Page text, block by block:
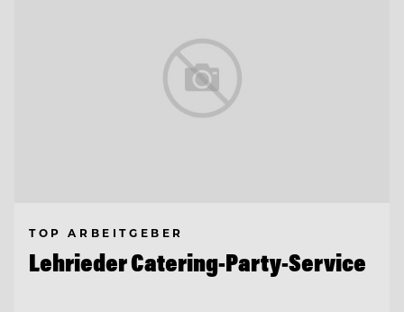
TOP ARBEITGEBER
Lehrieder Catering-Party-Service